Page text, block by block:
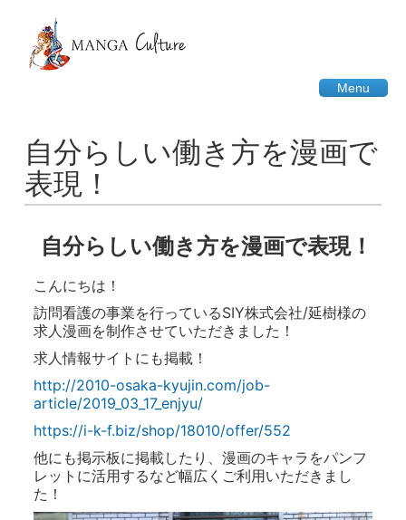
Menu
自分らしい働き方を漫画で
表現！
自分らしい働き方を漫画で表現！
こんにちは！
訪問看護の事業を行っているSIY株式会社/延樹様の
求人漫画を制作させていただきました！
求人情報サイトにも掲載！
http://2010-osaka-kyujin.com/job-
article/2019_03_17_enjyu/
https://i-k-f.biz/shop/18010/offer/552
他にも掲示板に掲載したり、漫画のキャラをパンフ
レットに活用するなど幅広くご利用いただきまし
た！